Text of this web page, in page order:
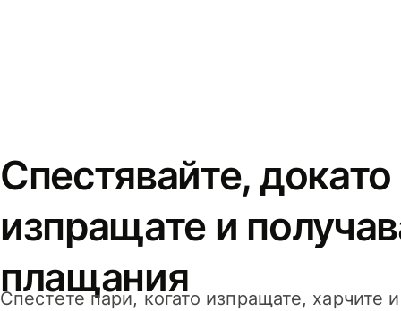
Спестявайте,
изпращате и
плащания
Спестете пари, когато изпращате, харчите